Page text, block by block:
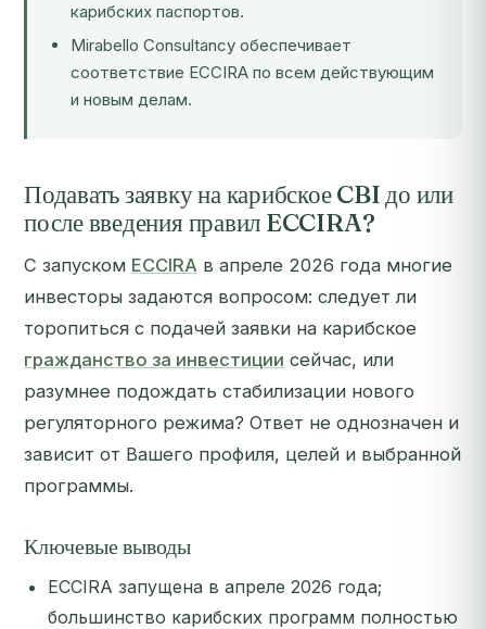
карибских паспортов.
Mirabello Consultancy обеспечивает
соответствие ECCIRA по всем действующим
и новым делам.
Подавать заявку на карибское CBI до или
после введения правил ECCIRA?
С запуском ECCIRA в апреле 2026 года многие
инвесторы задаются вопросом: следует ли
торопиться с подачей заявки на карибское
гражданство за инвестиции сейчас, или
разумнее подождать стабилизации нового
регуляторного режима? Ответ не однозначен и
зависит от Вашего профиля, целей и выбранной
программы.
Ключевые выводы
ECCIRA запущена в апреле 2026 года;
большинство карибских программ полностью